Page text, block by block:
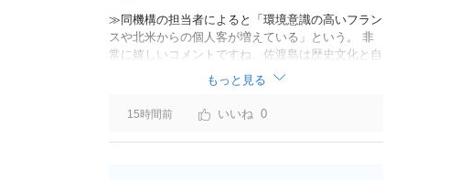
≫同機構の担当者によると「環境意識の高いフラン
スや北米からの個人客が増えている」という。 非
常に嬉しいコメントですね。佐渡島は歴史文化と自
然が相まっての土地となっているので、個人的には
環境意識の低い人は来ないでほしいです。「金がと
れるんじゃないか」と勝手に穴掘ったりしそうな国
の人は来ないでほしいですね。
もっと見る
15時間前 0